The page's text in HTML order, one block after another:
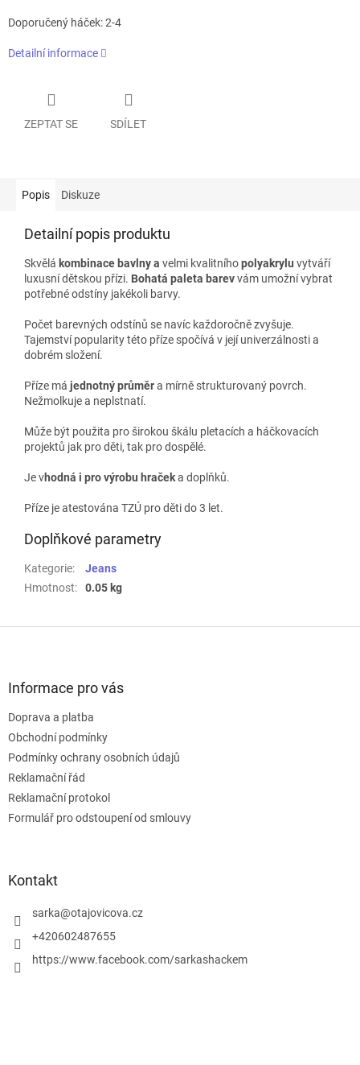
Doporučený háček: 2-4
Detailní informace
ZEPTAT SE SDÍLET
Popis Diskuze
Detailní popis produktu
Skvělá kombinace bavlny a velmi kvalitníhopolyakrylu vytváří
luxusní dětskou přízi. Bohatá paleta barevvám umožní vybrat
potřebné odstíny jakékoli barvy.
Počet barevných odstínů se navíc každoročně zvyšuje.
Tajemství popularity této příze spočívá v její univerzálnosti a
dobrém složení.
Příze má jednotný průměra mírně strukturovaný povrch.
Nežmolkuje a neplstnatí.
Může být použita pro širokou škálu pletacích a háčkovacích
projektů jak pro děti, tak pro dospělé.
Je vhodná i pro výrobu hračeka doplňků.
Příze je atestována TZÚ pro děti do 3 let.
Doplňkové parametry
Kategorie:
Jeans
Hmotnost: 0.05 kg
Informace pro vás
Doprava a platba
Obchodní podmínky
Podmínky ochrany osobních údajů
Reklamační řád
Reklamační protokol
Formulář pro odstoupení od smlouvy
Kontakt
sarka@otajovicova.cz
+420602487655
https://www.facebook.com/sarkashackem